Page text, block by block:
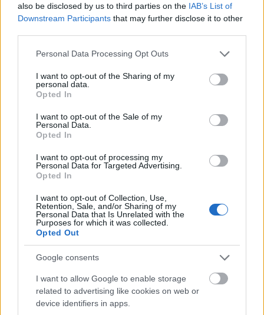
also be disclosed by us to third parties on the IAB’s List of
Downstream Participants that may further disclose it to other
Please note that this website/app uses one or more Google
not limited to your visit or usage behaviour. You may click to
grant or deny consent to Google and its third-party tags to
use your data for below specified purposes in below Google
consent section.
Personal Data Processing Opt Outs
I want to opt-out of the Sharing of my
personal data.
Opted In
I want to opt-out of the Sale of my
Personal Data.
Opted In
I want to opt-out of processing my
Personal Data for Targeted Advertising.
Opted In
I want to opt-out of Collection, Use,
Retention, Sale, and/or Sharing of my
Personal Data that Is Unrelated with the
Purposes for which it was collected.
Opted Out
Google consents
I want to allow Google to enable storage
related to advertising like cookies on web or
device identifiers in apps.
I termini sono i seguenti:
Send us feedback on this entry
VåraPartner
This project has been funded with support from the European
Commission
Senaste artiklarna
Spara pengar tips 2026: 20 konkreta sätt att få mer kvar i
Jobba hemifrån i Sverige 2026: 10 seriösa sätt att tjäna pengar